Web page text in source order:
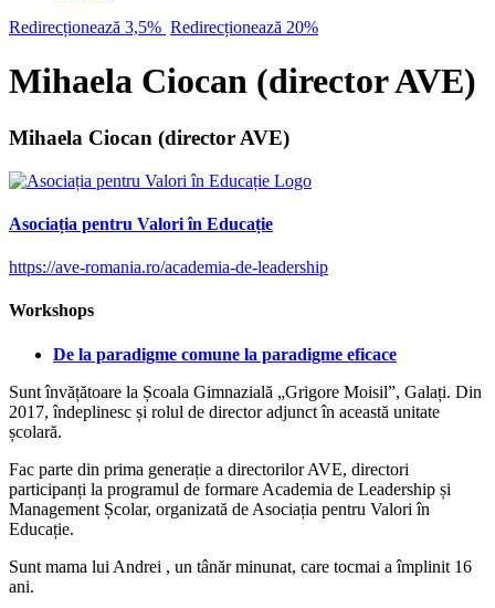
Redirecționează 3,5% Redirecționează 20%
Mihaela Ciocan (director AVE)
Mihaela Ciocan (director AVE)
Asociația pentru Valori în Educație
https://ave-romania.ro/academia-de-leadership
Workshops
De la paradigme comune la paradigme eficace
Sunt învățătoare la Școala Gimnazială „Grigore Moisil”, Galați. Din
2017, îndeplinesc și rolul de director adjunct în această unitate
școlară.
Fac parte din prima generație a directorilor AVE, directori
participanți la programul de formare Academia de Leadership și
Management Școlar, organizată de Asociația pentru Valori în
Educație.
Sunt mama lui Andrei , un tânăr minunat, care tocmai a împlinit 16
ani.